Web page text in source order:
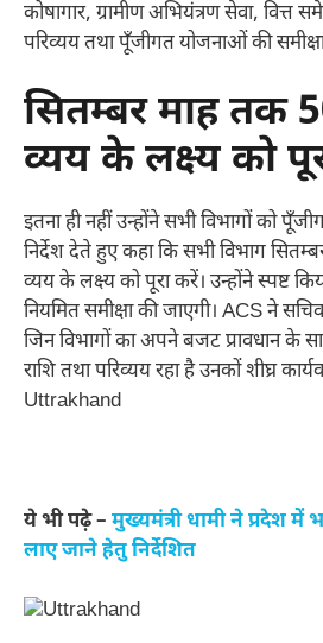
कोषागार, ग्रामीण अभियंत्रण सेवा, वित्त
परिव्यय तथा पूँजीगत योजनाओं की
सितम्बर माह तक
व्यय के लक्ष्य को
इतना ही नहीं उन्होंने सभी विभागों को
निर्देश देते हुए कहा कि सभी विभाग
व्यय के लक्ष्य को पूरा करें। उन्होंने स्पष्ट
नियमित समीक्षा की जाएगी। ACS ने सचिव
जिन विभागों का अपने बजट प्रावधान के
राशि तथा परिव्यय रहा है उनकों शीघ्र
Uttrakhand
ये भी पढ़े – मुख्यमंत्री धामी ने प्रदेश में
लाए जाने हेतु निर्देशित